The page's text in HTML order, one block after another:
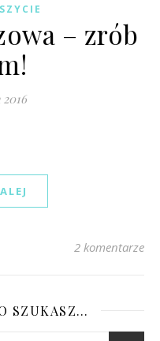
– zrób
2 komentarze
SZUKASZ…